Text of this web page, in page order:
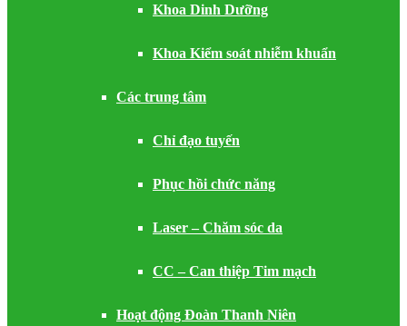
Khoa Dinh Dưỡng
Khoa Kiểm soát nhiễm khuẩn
Các trung tâm
Chỉ đạo tuyến
Phục hồi chức năng
Laser – Chăm sóc da
CC – Can thiệp Tim mạch
Hoạt động Đoàn Thanh Niên